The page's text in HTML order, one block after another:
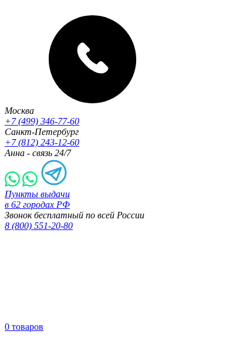
Москва
+7 (499) 346-77-60
Санкт-Петербург
+7 (812) 243-12-60
Анна - связь 24/7
Пункты выдачи
в 62 городах РФ
Звонок бесплатный по всей России
8 (800) 551-20-80
0 товаров